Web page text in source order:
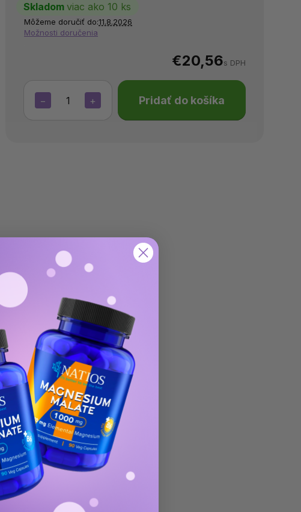
Skladom viac ako 10 ks
Môžeme doručiť do:11.8.2026
Možnosti doručenia
€20,56s DPH
+
− Pridať do košíka